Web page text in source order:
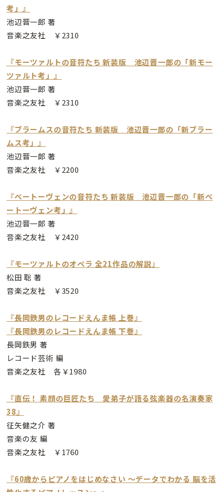
考」』
池辺晋一郎 著
音楽之友社 ￥2310
『モーツァルトの音符たち 新装版 池辺晋一郎の「新モー
ツァルト考」』
池辺晋一郎 著
音楽之友社 ￥2310
『ブラームスの音符たち 新装版 池辺晋一郎の「新ブラー
ムス考」』
池辺晋一郎 著
音楽之友社 ￥2200
『ベートーヴェンの音符たち 新装版 池辺晋一郎の「新ベ
ートーヴェン考」』
池辺晋一郎 著
音楽之友社 ￥2420
『モーツァルトのオペラ 全21作品の解説』
松田 聡 著
音楽之友社 ￥3520
『長岡鉄男のレコードえんま帳 上巻』
『長岡鉄男のレコードえんま帳 下巻』
長岡鉄男 著
レコード芸術 編
音楽之友社 各￥1980
『直伝！ 素顔の巨匠たち 愛弟子が語る弦楽器の名演奏家
38』
征矢健之介 著
音楽の友 編
音楽之友社 ￥1760
『60歳からピアノをはじめなさい 〜データでわかる 脳を活